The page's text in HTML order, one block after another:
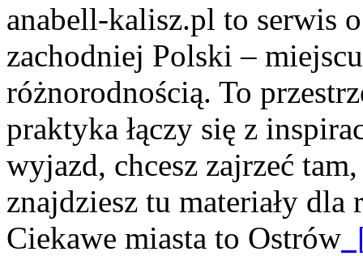
anabell-kalisz.pl to serwis
zachodniej Polski –
różnorodnością. To
praktyka łączy się z
wyjazd, chcesz zajrzeć
znajdziesz tu materiały
Ciekawe miasta to Ostrów